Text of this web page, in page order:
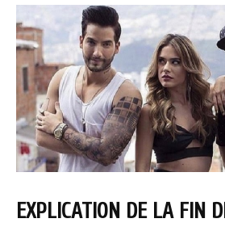
EXPLICATION DE LA FIN